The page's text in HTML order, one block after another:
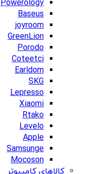
Powerology
Baseus
joyroom
GreenLion
Porodo
Coteetci
Earldom
SKG
Lepresso
Xiaomi
Rtako
Levelo
Apple
Samsunge
Mocoson
کالاهای کامپیوتر